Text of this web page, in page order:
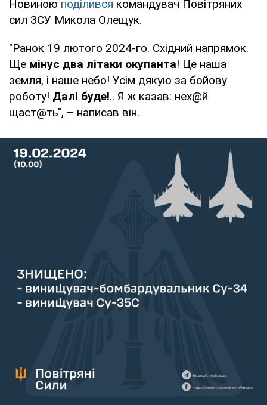
Новиною поділився командувач Повітряних
сил ЗСУ Микола Олещук.
"Ранок 19 лютого 2024-го. Східний напрямок.
Ще мінус два літаки окупанта! Це наша
земля, і наше небо! Усім дякую за бойову
роботу! Далі буде!.. Я ж казав: нех@й
щаст@ть", – написав він.